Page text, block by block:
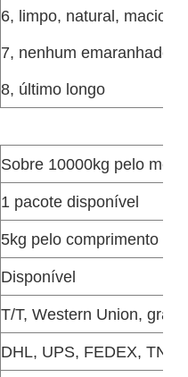
6, limpo, natural, macio,
7, nenhum emaranhado,
8, último longo
Sobre 10000kg pelo mês
1 pacote disponível
5kg pelo comprimento
Disponível
T/T, Western Union,
DHL, UPS, FEDEX, TNT,